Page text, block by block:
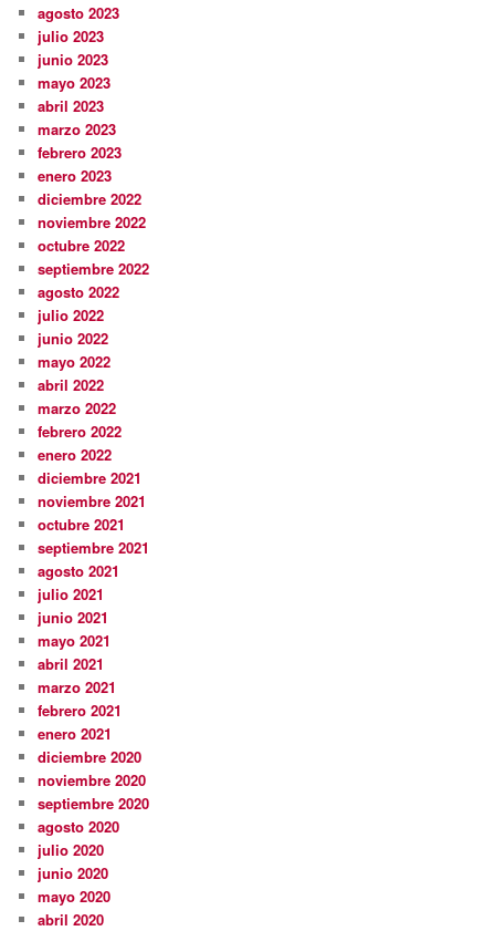
agosto 2023
julio 2023
junio 2023
mayo 2023
abril 2023
marzo 2023
febrero 2023
enero 2023
diciembre 2022
noviembre 2022
octubre 2022
septiembre 2022
agosto 2022
julio 2022
junio 2022
mayo 2022
abril 2022
marzo 2022
febrero 2022
enero 2022
diciembre 2021
noviembre 2021
octubre 2021
septiembre 2021
agosto 2021
julio 2021
junio 2021
mayo 2021
abril 2021
marzo 2021
febrero 2021
enero 2021
diciembre 2020
noviembre 2020
septiembre 2020
agosto 2020
julio 2020
junio 2020
mayo 2020
abril 2020